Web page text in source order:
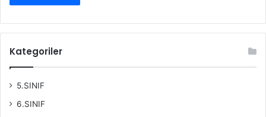
Kategoriler
5.SINIF
6.SINIF